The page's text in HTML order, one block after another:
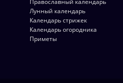
Православный календарь
Лунный календарь
Календарь стрижек
Календарь огородника
Приметы